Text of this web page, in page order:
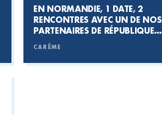
EN NORMANDIE, 1 DATE, 2
RENCONTRES AVEC UN DE NOS
PARTENAIRES DE RÉPUBLIQUE
DÉMOCRATIQUE DU CONGO :
POUR UNE AGRICULTURE POUR
LA PAIX, RDV LE 14 MARS !
CARÊME